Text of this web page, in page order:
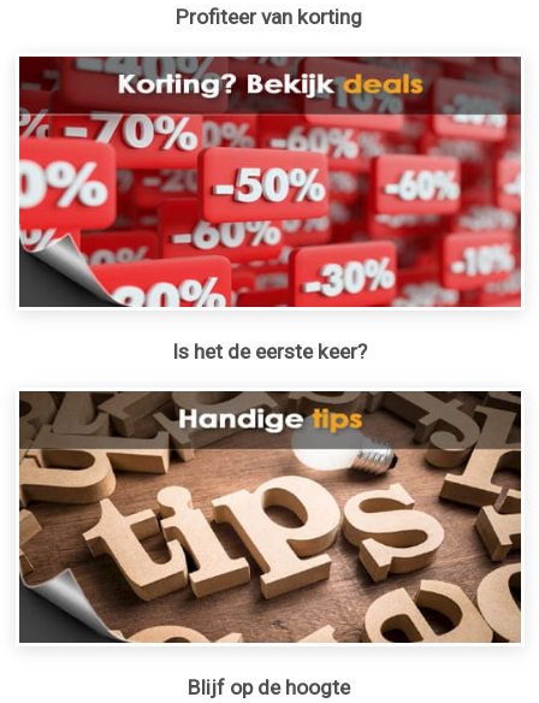
Profiteer van korting
Is het de eerste keer?
Blijf op de hoogte